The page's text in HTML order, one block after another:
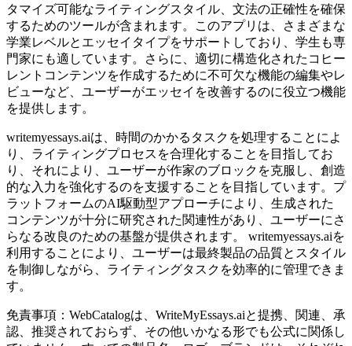
タマイズ可能なライティングスタイル、文法の正確性を確保
するためのツールが含まれます。このアプリは、さまざまな
学業レベルとエッセイタイプをサポートしており、学生も専
門家にも適しています。さらに、適切に構造化されたコヒー
レントコンテンツを作成するために不可欠な機能の編集やレ
ビューなど、ユーザーがエッセイを改善するのに役立つ機能
を提供します。
writemyessays.aiは、時間のかかるタスクを処理することによ
り、ライティングプロセスを合理化することを目指してお
り、それにより、ユーザーが作家のブロックを克服し、創造
的な入力を強化するのを支援することを目指しています。プ
ラットフォームのAI駆動型アプローチにより、生成された
コンテンツが十分に研究された関連性があり、ユーザーにさ
らなる改良のための基盤が提供されます。 writemyessays.aiを
利用することにより、ユーザーは最終製品の品質とスタイル
を制御しながら、ライティングタスクを効率的に管理できま
す。
免責事項：WebCatalogは、WriteMyEssays.aiと提携、関連、承
認、推奨されておらず、その他いかなる形でも公式に関係し